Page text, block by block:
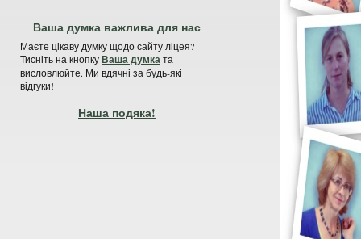
Ваша думка важлива для нас
Маєте цікаву думку щодо сайту ліцея?
Тисніть на кнопкуВаша думката
висловлюйте. Ми вдячні за будь-які
відгуки!
Наша подяка!